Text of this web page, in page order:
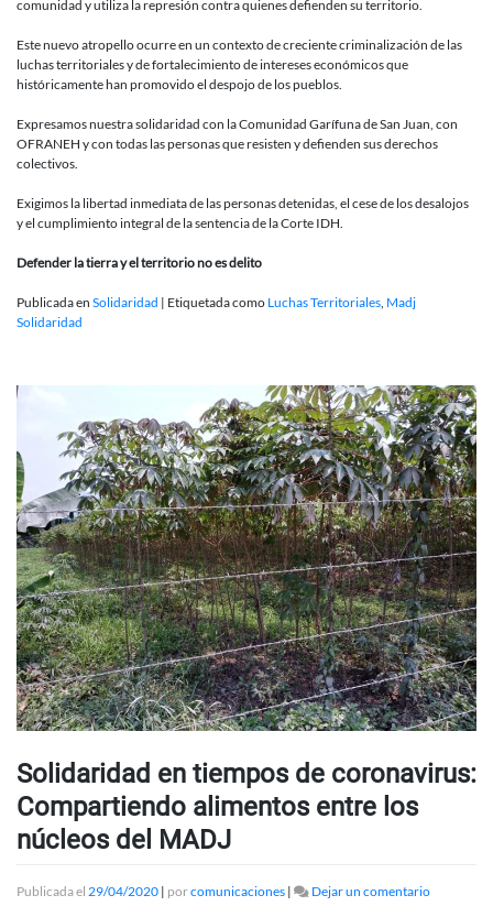
comunidad y utiliza la represión contra quienes defienden su territorio.
Este nuevo atropello ocurre en un contexto de creciente criminalización de las
luchas territoriales y de fortalecimiento de intereses económicos que
históricamente han promovido el despojo de los pueblos.
Expresamos nuestra solidaridad con la Comunidad Garífuna de San Juan, con
OFRANEH y con todas las personas que resisten y defienden sus derechos
colectivos.
Exigimos la libertad inmediata de las personas detenidas, el cese de los desalojos
y el cumplimiento integral de la sentencia de la Corte IDH.
Defender la tierra y el territorio no es delito
Publicada en Solidaridad | Etiquetada como Luchas Territoriales, Madj
Solidaridad
Solidaridad en tiempos de coronavirus:
Compartiendo alimentos entre los
núcleos del MADJ
Publicada el 29/04/2020 | porcomunicaciones | Dejar un comentarioen